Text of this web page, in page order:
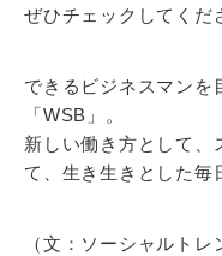
ぜひチェックしてくだ
できるビジネスマンを
「WSB」。
新しい働き方として、
て、生き生きとした毎
（文：ソーシャルトレ